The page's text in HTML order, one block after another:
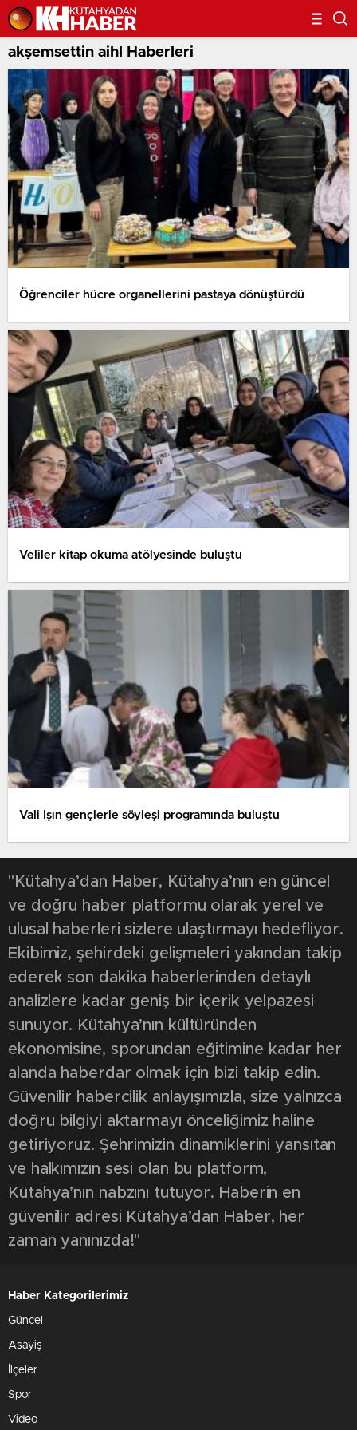
akşemsettin aihl Haberleri
Öğrenciler hücre organellerini pastaya dönüştürdü
Veliler kitap okuma atölyesinde buluştu
Vali Işın gençlerle söyleşi programında buluştu
"Kütahya’dan Haber, Kütahya’nın en güncel
ve doğru haber platformu olarak yerel ve
ulusal haberleri sizlere ulaştırmayı hedefliyor.
Ekibimiz, şehirdeki gelişmeleri yakından takip
ederek son dakika haberlerinden detaylı
analizlere kadar geniş bir içerik yelpazesi
sunuyor. Kütahya’nın kültüründen
ekonomisine, sporundan eğitimine kadar her
alanda haberdar olmak için bizi takip edin.
Güvenilir habercilik anlayışımızla, size yalnızca
doğru bilgiyi aktarmayı önceliğimiz haline
getiriyoruz. Şehrimizin dinamiklerini yansıtan
ve halkımızın sesi olan bu platform,
Kütahya’nın nabzını tutuyor. Haberin en
güvenilir adresi Kütahya’dan Haber, her
zaman yanınızda!"
Haber Kategorilerimiz
Güncel
Asayiş
İlçeler
Spor
Video